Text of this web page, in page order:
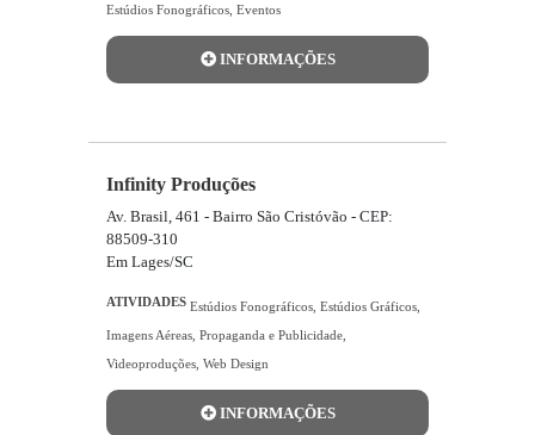
Estúdios Fonográficos Eventos
INFORMAÇÕES
Infinity Produções
Av. Brasil, 461 - Bairro São Cristóvão - CEP:
88509-310
Em Lages/SC
ATIVIDADES Estúdios Fonográficos Estúdios Gráficos
Imagens Aéreas Propaganda e Publicidade
Videoproduções Web Design
INFORMAÇÕES